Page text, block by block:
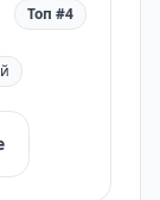
Топ #4